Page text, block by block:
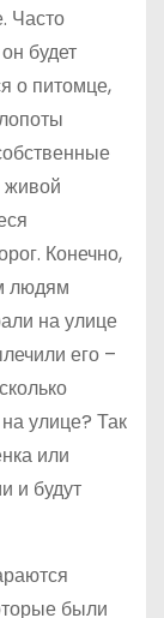
Часто
будет
о питомце,
живой
Конечно,
людям
на улице
его –
улице? Так
или
и будут
были